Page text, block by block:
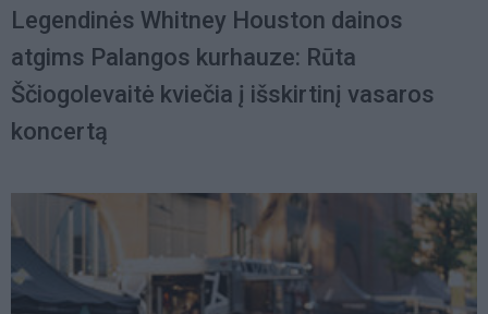
Legendinės Whitney Houston dainos
atgims Palangos kurhauze: Rūta
Ščiogolevaitė kviečia į išskirtinį vasaros
koncertą